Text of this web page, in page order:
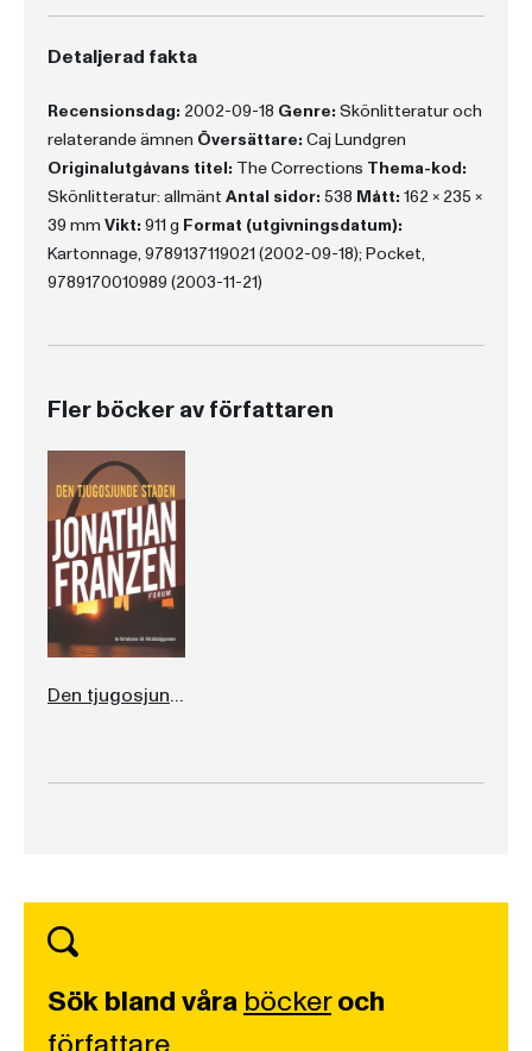
Detaljerad fakta
Recensionsdag: 2002-09-18 Genre: Skönlitteratur och
relaterande ämnen Översättare: Caj Lundgren
Originalutgåvans titel: The Corrections Thema-kod:
Skönlitteratur: allmänt Antal sidor: 538 Mått: 162 x 235 x
39 mm Vikt: 911 g Format (utgivningsdatum):
Kartonnage, 9789137119021 (2002-09-18); Pocket,
9789170010989 (2003-11-21)
Fler böcker av författaren
Den tjugosjunde staden
Sök bland våra böckeroch